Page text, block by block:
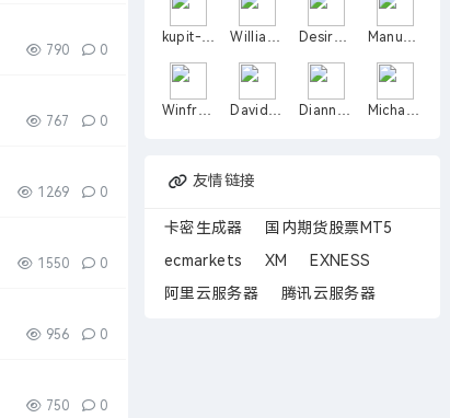
790 0
767 0
1269 0
1550 0
956 0
750 0
友情链接
卡密生成器
国内期货股票MT5
ecmarkets
XM
EXNESS
阿里云服务器
腾讯云服务器